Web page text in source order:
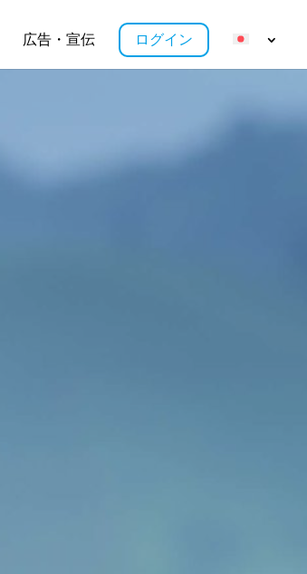
広告・宣伝 ログイン